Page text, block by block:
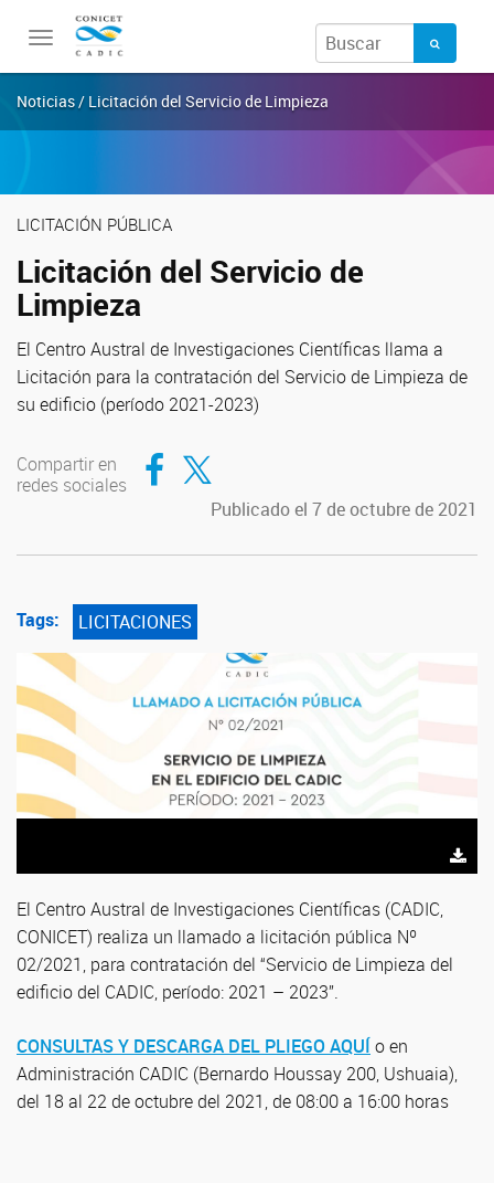
Toggle
Noticias / Licitación del Servicio de Limpieza
LICITACIÓN PÚBLICA
Licitación del Servicio de
Limpieza
El Centro Austral de Investigaciones Científicas llama a
Licitación para la contratación del Servicio de Limpieza de
su edificio (período 2021-2023)
Compartir en
redes sociales
Compartir en Facebook
Compartir en Twitter
Publicado el 7 de octubre de 2021
Tags: LICITACIONES
El Centro Austral de Investigaciones Científicas (CADIC,
CONICET) realiza un llamado a licitación pública Nº
02/2021, para contratación del “Servicio de Limpieza del
edificio del CADIC, período: 2021 – 2023”.
CONSULTAS Y DESCARGA DEL PLIEGO AQUÍo en
Administración CADIC (Bernardo Houssay 200, Ushuaia),
del 18 al 22 de octubre del 2021, de 08:00 a 16:00 horas